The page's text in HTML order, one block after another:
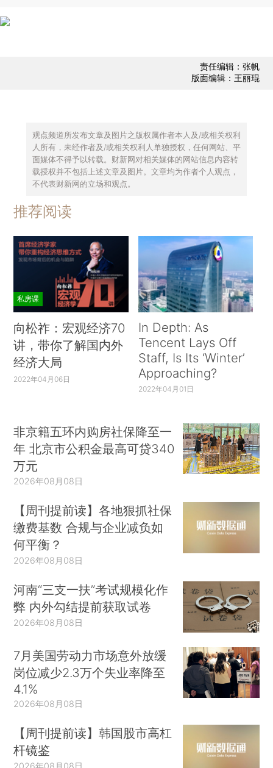
责任编辑：张帆
版面编辑：王丽琨
观点频道所发布文章及图片之版权属作者本人及/或相关权利
人所有，未经作者及/或相关权利人单独授权，任何网站、平
面媒体不得予以转载。财新网对相关媒体的网站信息内容转
载授权并不包括上述文章及图片。文章均为作者个人观点，
不代表财新网的立场和观点。
推荐阅读
私房课
向松祚：宏观经济70
讲，带你了解国内外
经济大局
2022年04月06日
In Depth: As
Tencent Lays Off
Staff, Is Its ‘Winter’
Approaching?
2022年04月01日
非京籍五环内购房社保降至一
年 北京市公积金最高可贷340
万元
2026年08月08日
【周刊提前读】各地狠抓社保
缴费基数 合规与企业减负如
何平衡？
2026年08月08日
河南“三支一扶”考试规模化作
弊 内外勾结提前获取试卷
2026年08月08日
7月美国劳动力市场意外放缓
岗位减少2.3万个失业率降至
4.1%
2026年08月08日
【周刊提前读】韩国股市高杠
杆镜鉴
2026年08月08日